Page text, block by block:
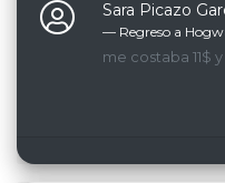
Sara Picazo
— Regreso a
me costaba 11$